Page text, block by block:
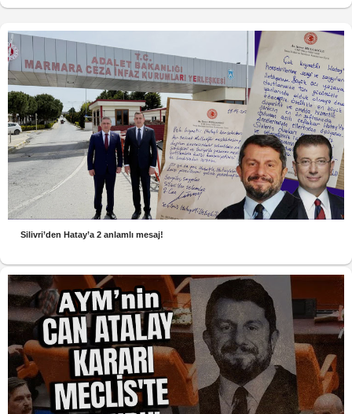
Silivri’den Hatay’a 2 anlamlı mesaj!